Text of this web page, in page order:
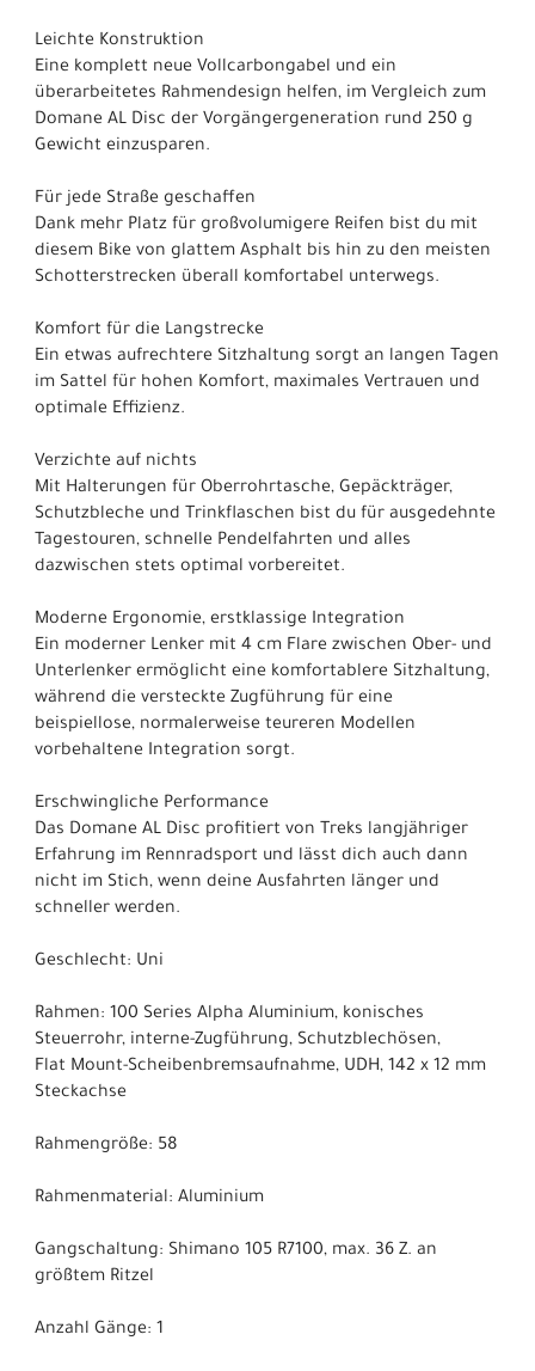
Leichte Konstruktion
Eine komplett neue Vollcarbongabel und ein
überarbeitetes Rahmendesign helfen, im Vergleich zum
Domane AL Disc der Vorgängergeneration rund 250 g
Gewicht einzusparen.
Für jede Straße geschaffen
Dank mehr Platz für großvolumigere Reifen bist du mit
diesem Bike von glattem Asphalt bis hin zu den meisten
Schotterstrecken überall komfortabel unterwegs.
Komfort für die Langstrecke
Ein etwas aufrechtere Sitzhaltung sorgt an langen Tagen
im Sattel für hohen Komfort, maximales Vertrauen und
optimale Effizienz.
Verzichte auf nichts
Mit Halterungen für Oberrohrtasche, Gepäckträger,
Schutzbleche und Trinkflaschen bist du für ausgedehnte
Tagestouren, schnelle Pendelfahrten und alles
dazwischen stets optimal vorbereitet.
Moderne Ergonomie, erstklassige Integration
Ein moderner Lenker mit 4 cm Flare zwischen Ober- und
Unterlenker ermöglicht eine komfortablere Sitzhaltung,
während die versteckte Zugführung für eine
beispiellose, normalerweise teureren Modellen
vorbehaltene Integration sorgt.
Erschwingliche Performance
Das Domane AL Disc profitiert von Treks langjähriger
Erfahrung im Rennradsport und lässt dich auch dann
nicht im Stich, wenn deine Ausfahrten länger und
schneller werden.
Geschlecht: Uni
Rahmen: 100 Series Alpha Aluminium, konisches
Steuerrohr, interne-Zugführung, Schutzblechösen,
Flat Mount-Scheibenbremsaufnahme, UDH, 142 x 12 mm
Steckachse
Rahmengröße: 58
Rahmenmaterial: Aluminium
Gangschaltung: Shimano 105 R7100, max. 36 Z. an
größtem Ritzel
Anzahl Gänge: 1